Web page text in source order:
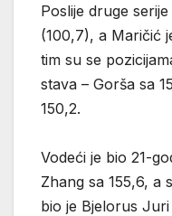
Poslije druge
(100,7), a Maričić
tim su se
stava – Gorša sa
150,2.
Vodeći je bio 21-
Zhang sa 155,6, a
bio je Bjelorus